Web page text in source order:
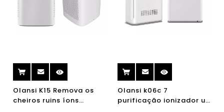
Olansi K15 Remova os
cheiros ruins íons
Olansi k06c 7
purificação ionizador uv